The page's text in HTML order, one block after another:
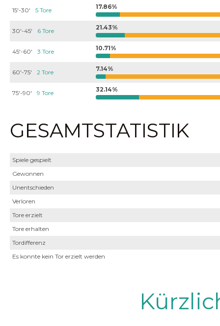
15'-30' 5 Tore 17.86%
30'-45' 6 Tore 21.43%
45'-60' 3 Tore 10.71%
60'-75' 2 Tore 7.14%
75'-90' 9 Tore 32.14%
GESAMTSTATISTIK
Spiele gespielt
Gewonnen
Unentschieden
Verloren
Tore erzielt
Tore erhalten
Tordifferenz
Es konnte kein Tor erzielt werden